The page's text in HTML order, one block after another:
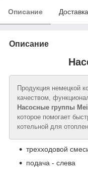
Описание Доставка
Описание
Продукция немецкой
качеством,
Насосные группы
которое помогает
котельной для
трехходовой
подача - слева